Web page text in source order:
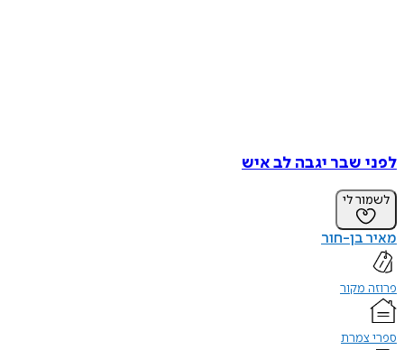
לפני שבר יגבה לב איש
לשמור לי
מאיר בן-חור
פרוזה מקור
ספרי צמרת